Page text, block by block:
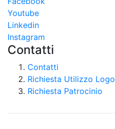
Youtube
Linkedin
Instagram
Contatti
Contatti
Richiesta Utilizzo Logo
Richiesta Patrocinio